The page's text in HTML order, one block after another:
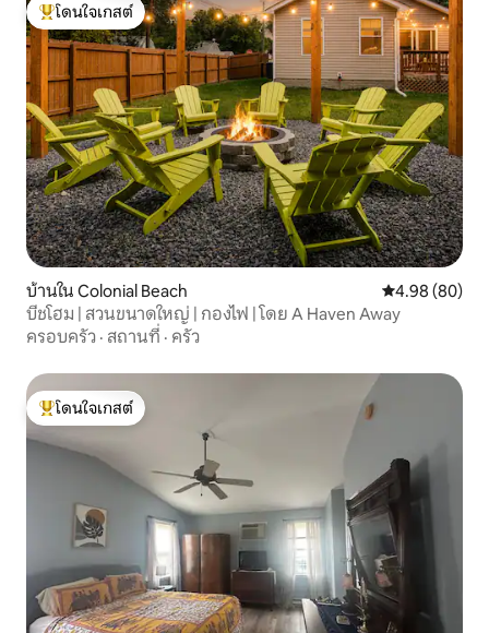
โดนใจเกสต์ที่สุด
โดนใจเกสต์
บ้านใน Colonial Beach คะแนนเฉลี่ย
4.98 (80)
บีชโฮม | สวนขนาดใหญ่ | กองไฟ | โดย A Haven Away
ครอบครัว · สถานที่ · ครัว
โดนใจเกสต์ที่สุด
โดนใจเกสต์